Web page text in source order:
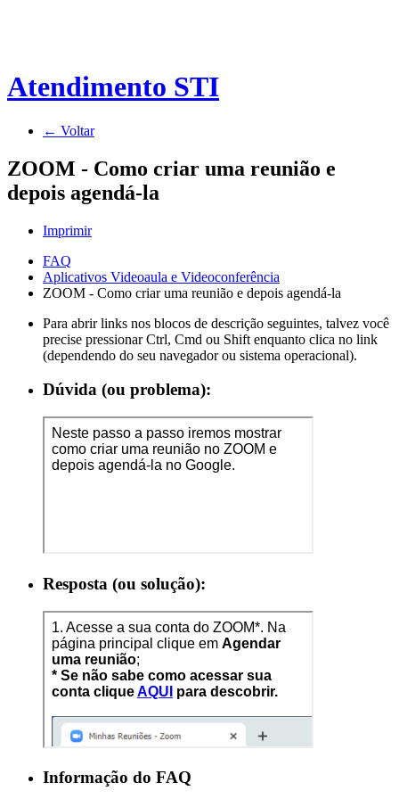
Atendimento STI
← Voltar
ZOOM - Como criar uma reunião e
depois agendá-la
Imprimir
FAQ
Aplicativos Videoaula e Videoconferência
ZOOM - Como criar uma reunião e depois agendá-la
Para abrir links nos blocos de descrição seguintes, talvez você
precise pressionar Ctrl, Cmd ou Shift enquanto clica no link
(dependendo do seu navegador ou sistema operacional).
Dúvida (ou problema):
Resposta (ou solução):
Informação do FAQ